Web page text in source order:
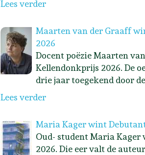
Lees verder
Maarten van der Graaff
2026
Docent poëzie Maarten
Kellendonkprijs 2026. De
drie jaar toegekend door de
Lees verder
Maria Kager wint
Oud- student Maria
2026. Die eer valt de